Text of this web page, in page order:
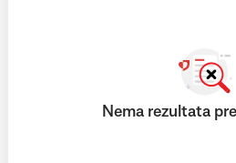
Nema rezultata